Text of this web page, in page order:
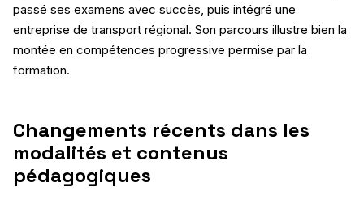
passé ses examens avec succès, puis intégré une
entreprise de transport régional. Son parcours illustre bien la
montée en compétences progressive permise par la
formation.
Changements récents dans les
modalités et contenus
pédagogiques